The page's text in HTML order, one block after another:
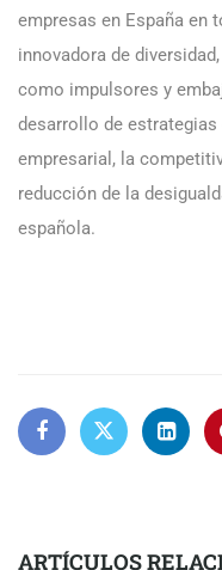
empresas en España en
innovadora de
como impulsores y
desarrollo de
empresarial, la
reducción de la
española.
ARTÍCULOS